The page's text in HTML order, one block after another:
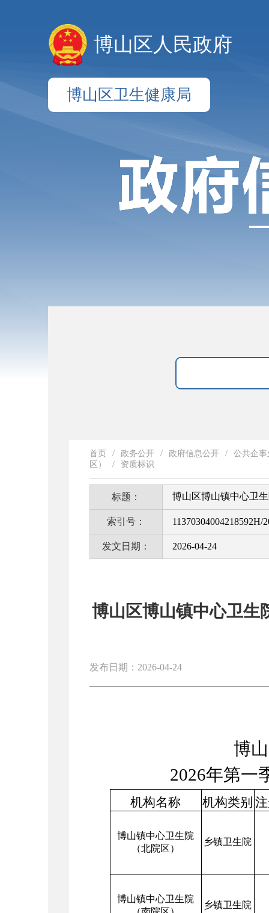
博山区人民政府
博山区卫生健康局
首页 / 政务公开 / 政府信息公开 /
公共企
区）
/ 资质标识
标题： 博山区博山镇中心卫
索引号： 11370304004218592H/
发文日期： 2026-04-24
博山区博山镇中心卫生
发布日期：2026-04-24
博
2026年第一
机构名称 机构类别
博山镇中心卫生院
（北院区）
乡镇卫生院
博山镇中心卫生院
乡镇卫生院